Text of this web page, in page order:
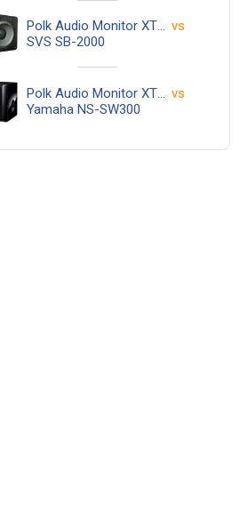
Polk Audio Monitor XT12 vs
SVS SB-2000
Polk Audio Monitor XT12 vs
Yamaha NS-SW300